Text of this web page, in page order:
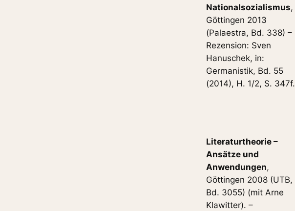
Nationalsozialismus,
Göttingen 2013
(Palaestra, Bd. 338) –
Rezension: Sven
Hanuschek, in:
Germanistik, Bd. 55
(2014), H. 1/2, S. 347f.
Literaturtheorie –
Ansätze und
Anwendungen,
Göttingen 2008 (UTB,
Bd. 3055) (mit Arne
Klawitter). –